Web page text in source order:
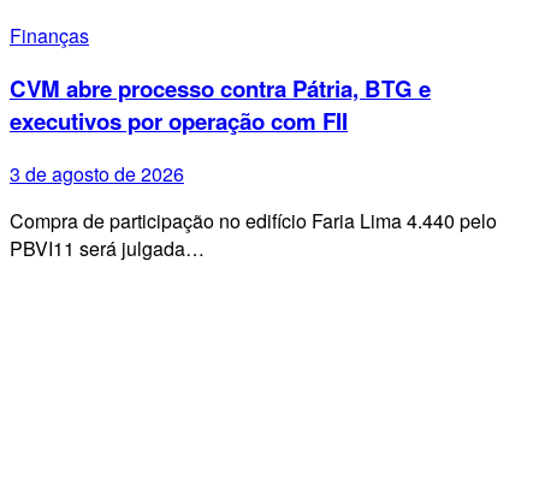
Finanças
CVM abre processo contra Pátria, BTG e
executivos por operação com FII
3 de agosto de 2026
Compra de participação no edifício Faria Lima 4.440 pelo
PBVI11 será julgada…